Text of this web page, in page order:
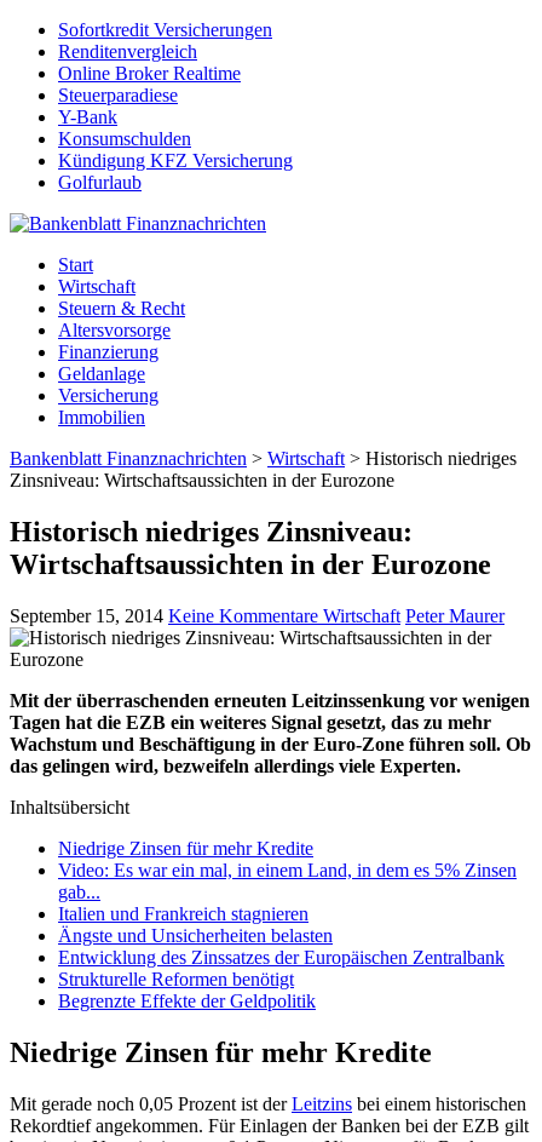
Sofortkredit Versicherungen
Renditenvergleich
Online Broker Realtime
Steuerparadiese
Y-Bank
Konsumschulden
Kündigung KFZ Versicherung
Golfurlaub
Start
Wirtschaft
Steuern & Recht
Altersvorsorge
Finanzierung
Geldanlage
Versicherung
Immobilien
Bankenblatt Finanznachrichten > Wirtschaft > Historisch niedriges
Zinsniveau: Wirtschaftsaussichten in der Eurozone
Historisch niedriges Zinsniveau:
Wirtschaftsaussichten in der Eurozone
September 15, 2014 Keine Kommentare Wirtschaft Peter Maurer
Mit der überraschenden erneuten Leitzinssenkung vor wenigen
Tagen hat die EZB ein weiteres Signal gesetzt, das zu mehr
Wachstum und Beschäftigung in der Euro-Zone führen soll. Ob
das gelingen wird, bezweifeln allerdings viele Experten.
Inhaltsübersicht
Niedrige Zinsen für mehr Kredite
Video: Es war ein mal, in einem Land, in dem es 5% Zinsen
gab...
Italien und Frankreich stagnieren
Ängste und Unsicherheiten belasten
Entwicklung des Zinssatzes der Europäischen Zentralbank
Strukturelle Reformen benötigt
Begrenzte Effekte der Geldpolitik
Niedrige Zinsen für mehr Kredite
Mit gerade noch 0,05 Prozent ist derLeitzins bei einem historischen
Rekordtief angekommen. Für Einlagen der Banken bei der EZB gilt